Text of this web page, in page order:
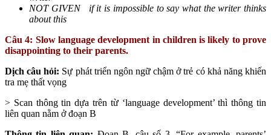
NOT GIVEN
if it is impossible to say what the writer thinks
about this
Câu 4: Slow language development in children is likely to prove
disappointing to their parents.
Dịch câu hỏi: Sự phát triển ngôn ngữ chậm ở trẻ có khả năng khiến
tra mẹ thất vọng
> Scan thông tin dựa trên từ ‘language development’ thì thông tin
liên quan nằm ở đoạn B